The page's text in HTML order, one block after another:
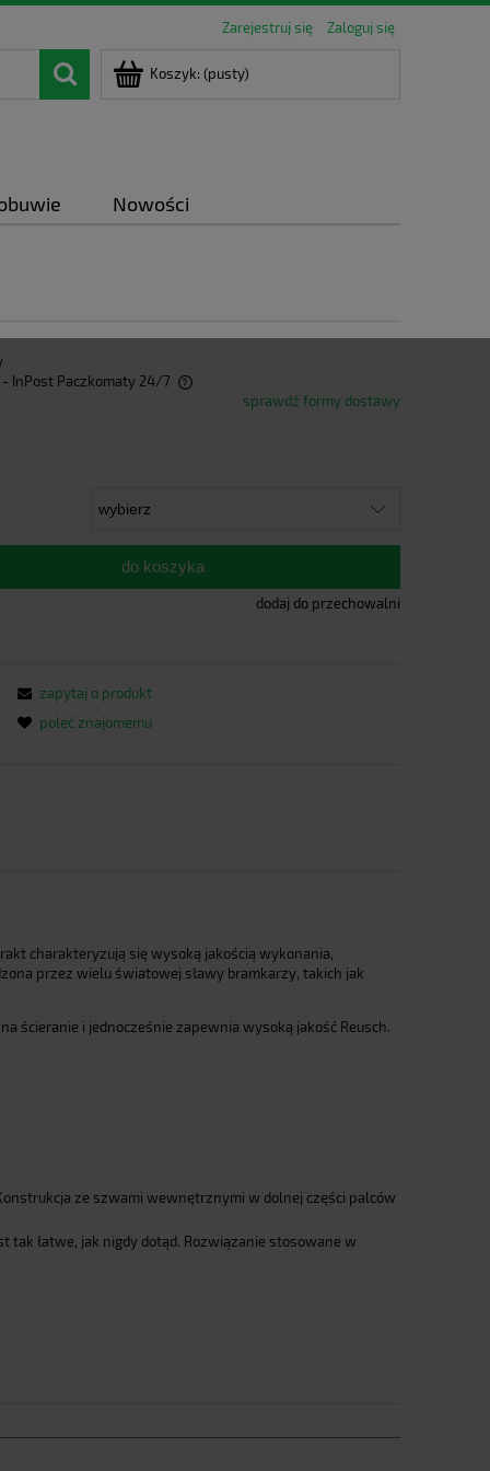
Zarejestruj się Zaloguj się
Koszyk: (pusty)
Nowości
- InPost Paczkomaty 24/7
sprawdź formy dostawy
do koszyka
dodaj do przechowalni
zapytaj o produkt
poleć znajomemu
charakteryzują się wysoką jakością wykonania,
przez wielu światowej sławy bramkarzy, takich jak
ścieranie i jednocześnie zapewnia wysoką jakość Reusch.
ze szwami wewnętrznymi w dolnej części palców
tak łatwe, jak nigdy dotąd. Rozwiązanie stosowane w